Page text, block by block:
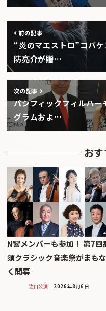
前の記事
“炎のマエストロ”コバ
防亮介が贈…
次の記事
パシフィックフィルハー
グラムおよ…
お
N響メンバーも参加！ 第7回
須クラシック音楽祭がまもな
く開幕
注目公演 2026年8月6日